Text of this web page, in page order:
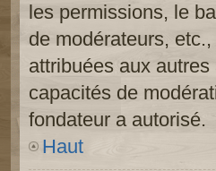
les permissions, le
de modérateurs,
attribuées aux
capacités de
fondateur a autorisé.
Haut